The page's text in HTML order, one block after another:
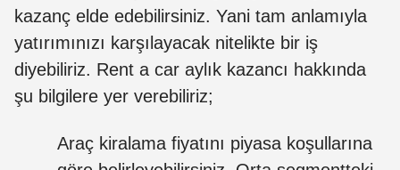
kazanç elde edebilirsiniz. Yani tam anlamıyla
yatırımınızı karşılayacak nitelikte bir iş
diyebiliriz. Rent a car aylık kazancı hakkında
şu bilgilere yer verebiliriz;
Araç kiralama fiyatını piyasa koşullarına